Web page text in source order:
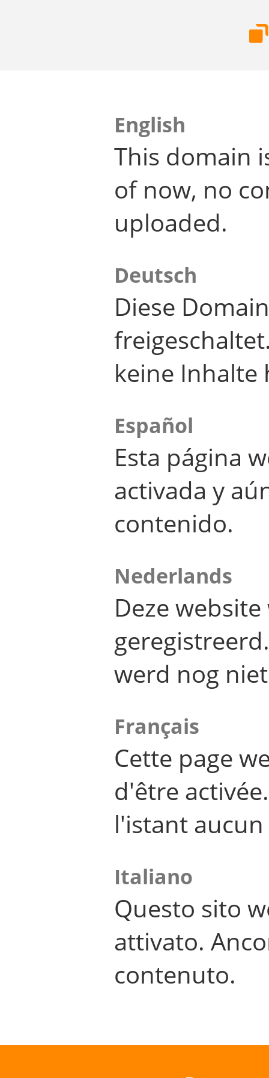
English
This domain
of now, no
uploaded.
Deutsch
Diese
keine Inhalte
Español
Esta página
activada y
contenido.
Nederlands
Deze
werd nog
Français
Cette page
d'être
l'istant
Italiano
Questo sito
attivato.
contenuto.